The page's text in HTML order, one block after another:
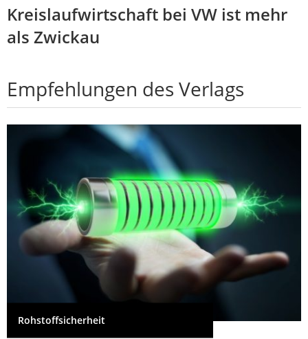
Kreislaufwirtschaft bei VW ist mehr
als Zwickau
Empfehlungen des Verlags
Rohstoffsicherheit